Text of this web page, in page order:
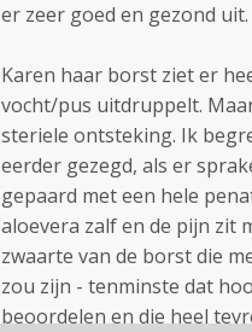
er zeer goed en gezond uit.
Karen haar borst ziet er
vocht/pus uitdruppelt.
steriele ontsteking. Ik
eerder gezegd, als er
gepaard met een hele
aloevera zalf en de pijn zit
zwaarte van de borst die
zou zijn - tenminste dat
beoordelen en die heel